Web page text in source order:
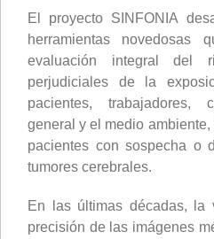
El proyecto SINFONIA
herramientas novedosas
evaluación integral del
perjudiciales de la
pacientes, trabajadores,
general y el medio
pacientes con sospecha o
tumores cerebrales.
En las últimas décadas, la
precisión de las imágenes